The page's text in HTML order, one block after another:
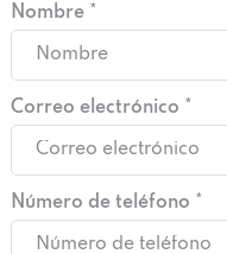
Nombre *
Correo electrónico *
Número de teléfono *